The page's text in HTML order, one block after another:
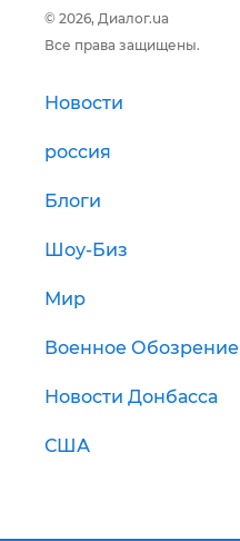
© 2026, Диалог.ua
Все права защищены.
Новости
россия
Блоги
Шоу-Биз
Мир
Военное Обозрение
Новости Донбасса
США